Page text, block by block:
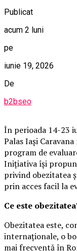
Publicat
acum 2 luni
pe
iunie 19, 2026
De
b2bseo
În perioada 14-23
Palas Iași
program de
Inițiativa își
privind obezitatea
prin acces facil la
Ce este
Obezitatea este,
internaționale, o
mai frecventă în